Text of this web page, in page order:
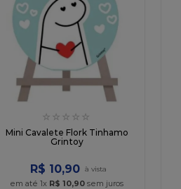
☆ ☆ ☆ ☆ ☆
Mini Cavalete Flork Tinhamo
Grintoy
R$ 10,90
em até 1x R$ 10,90 sem juros